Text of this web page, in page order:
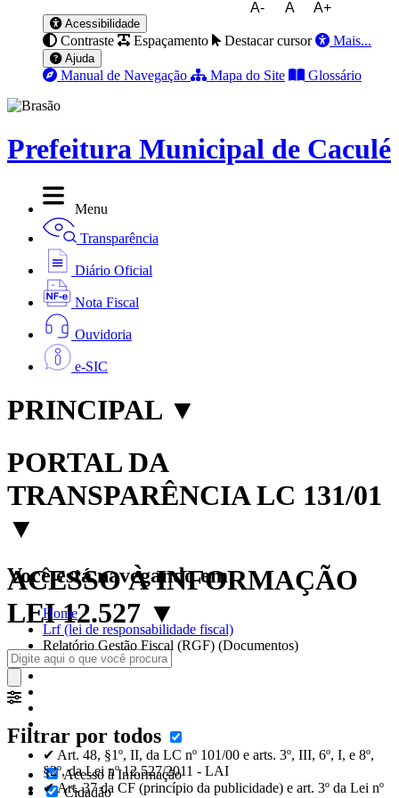
A- A A+
Acessibilidade
Contraste Espaçamento Destacar cursor Mais...
Ajuda
Manual de Navegação Mapa do Site Glossário
Prefeitura Municipal de Caculé
Menu
Transparência
Diário Oficial
Nota Fiscal
Ouvidoria
e-SIC
PRINCIPAL ▼
PORTAL DA
TRANSPARÊNCIA LC 131/01
▼
ACESSO À INFORMAÇÃO
LEI 12.527 ▼
Filtrar por todos
Acesso à Informação
Cidadão
Você está navegando em:
Home
Lrf (lei de responsabilidade fiscal)
Relatório Gestão Fiscal (RGF) (Documentos)
✔ Art. 48, §1º, II, da LC nº 101/00 e arts. 3º, III, 6º, I, e 8º,
§2º, da Lei nº 12.527/2011 - LAI
✔ Art. 37 da CF (princípio da publicidade) e art. 3º da Lei nº